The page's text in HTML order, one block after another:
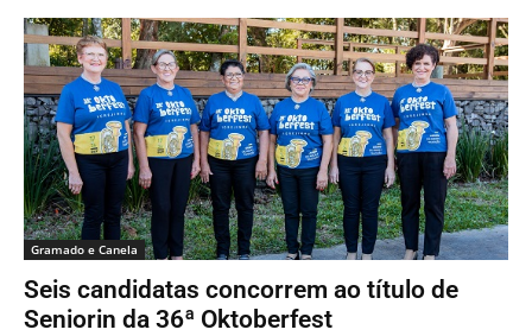
Gramado e Canela
Seis candidatas concorrem ao título de
Seniorin da 36ª Oktoberfest